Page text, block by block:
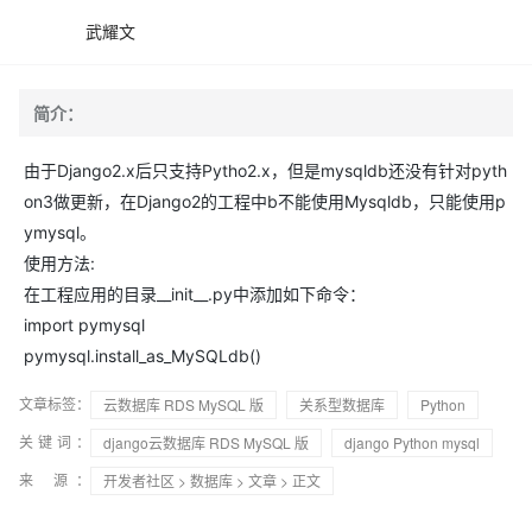
武耀文
简介：
由于Django2.x后只支持Pytho2.x，但是mysqldb还没有针对pyth
on3做更新，在Django2的工程中b不能使用Mysqldb，只能使用p
ymysql。
使用方法:
在工程应用的目录__init__.py中添加如下命令：
import pymysql
pymysql.install_as_MySQLdb()
文章标签： 云数据库 RDS MySQL 版 关系型数据库
Python
关键词：
django云数据库 RDS MySQL 版
django Python mysql
来 源：
开发者社区 > 数据库 > 文章 > 正文